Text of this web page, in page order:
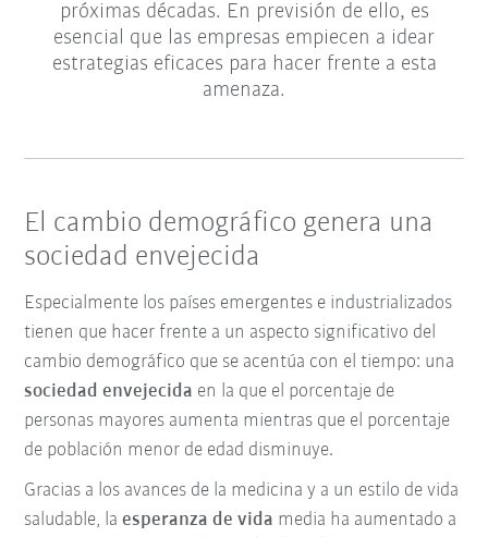
próximas décadas. En previsión de ello, es
esencial que las empresas empiecen a idear
estrategias eficaces para hacer frente a esta
amenaza.
El cambio demográfico genera una
sociedad envejecida
Especialmente los países emergentes e industrializados
tienen que hacer frente a un aspecto significativo del
cambio demográfico que se acentúa con el tiempo: una
sociedad envejecida en la que el porcentaje de
personas mayores aumenta mientras que el porcentaje
de población menor de edad disminuye.
Gracias a los avances de la medicina y a un estilo de vida
saludable, laesperanza de vida media ha aumentado a